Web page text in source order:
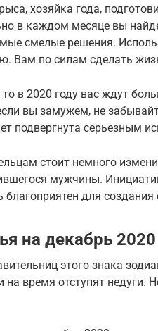
хозяйка года,
в каждом месяце вы
смелые решения.
Вам по силам сделать
в 2020 году вас ждут
вы замужем, не
подвергнута серьезным
стоит немного
мужчины.
для
на декабрь 2020
этого знака
время отступят недуги.